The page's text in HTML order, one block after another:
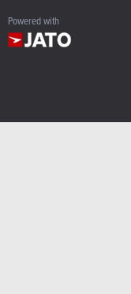
Powered with